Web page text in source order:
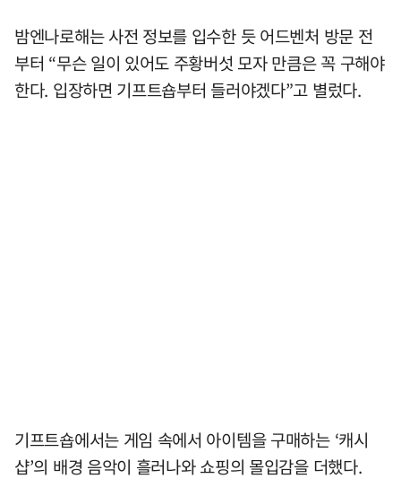
밤엔나로해는 사전 정보를 입수한 듯 어드벤처 방문 전
부터 “무슨 일이 있어도 주황버섯 모자 만큼은 꼭 구해야
한다. 입장하면 기프트숍부터 들러야겠다”고 별렀다.
기프트숍에서는 게임 속에서 아이템을 구매하는 ‘캐시
샵’의 배경 음악이 흘러나와 쇼핑의 몰입감을 더했다.